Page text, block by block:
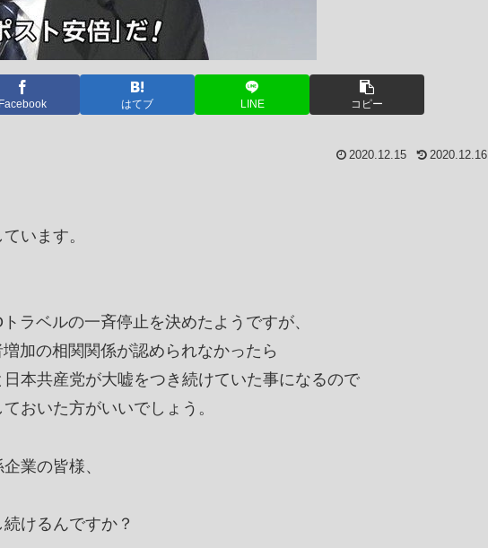
Facebook はてブ LINE コピー
2020.12.15 2020.12.16
います。
ラベルの一斉停止を決めたようですが、
加の相関関係が認められなかったら
本共産党が大嘘をつき続けていた事になるので
おいた方がいいでしょう。
業の皆様、
けるんですか？